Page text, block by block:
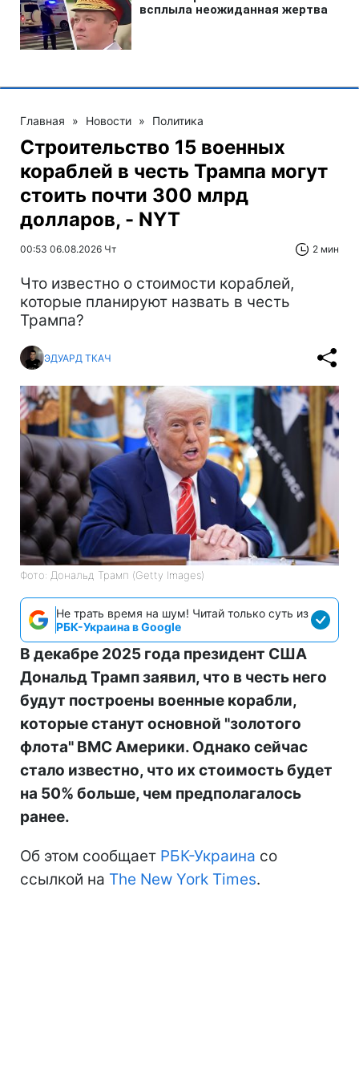
Главная » Новости » Политика
Строительство 15 военных
кораблей в честь Трампа могут
стоить почти 300 млрд
долларов, - NYT
00:53 06.08.2026 Чт 2 мин
Что известно о стоимости кораблей,
которые планируют назвать в честь
Трампа?
ЭДУАРД ТКАЧ
Фото: Дональд Трамп (Getty Images)
Не трать время на шум! Читай только суть из
РБК-Украина в Google
В декабре 2025 года президент США
Дональд Трамп заявил, что в честь него
будут построены военные корабли,
которые станут основной "золотого
флота" ВМС Америки. Однако сейчас
стало известно, что их стоимость будет
на 50% больше, чем предполагалось
ранее.
Об этом сообщает РБК-Украина со
ссылкой на The New York Times.